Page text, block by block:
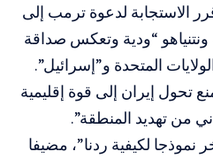
الاستجابة لدعوة ترمب إلى
“ودية وتعكس صداقة
تحول إيران إلى قوة إقليمية
من تهديد المنطقة”.
لكيفية ردنا”، مضيفا